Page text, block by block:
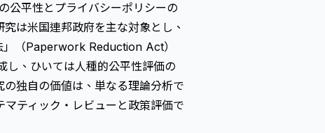
公平性とプライバシーポリシーの
は米国連邦政府を主な対象とし、
（Paperwork Reduction Act）
し、ひいては人種的公平性評価の
独自の価値は、単なる理論分析で
ティック・レビューと政策評価で